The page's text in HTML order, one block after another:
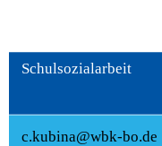
Schulsozialarbeit
c.kubina@wbk-bo.de